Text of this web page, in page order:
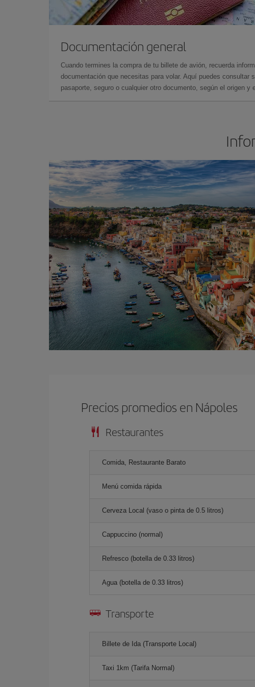
Documentación general
Cuando termines la compra de tu billete de avión, recuerda
documentación que necesitas para volar. Aquí puedes consultar
pasaporte, seguro o cualquier otro documento, según el origen y
Precios promedios en Nápoles
Restaurantes
Comida, Restaurante Barato
Menú comida rápida
Cerveza Local (vaso o pinta de 0.5 litros)
Cappuccino (normal)
Refresco (botella de 0.33 litros)
Agua (botella de 0.33 litros)
Transporte
Billete de Ida (Transporte Local)
Taxi 1km (Tarifa Normal)